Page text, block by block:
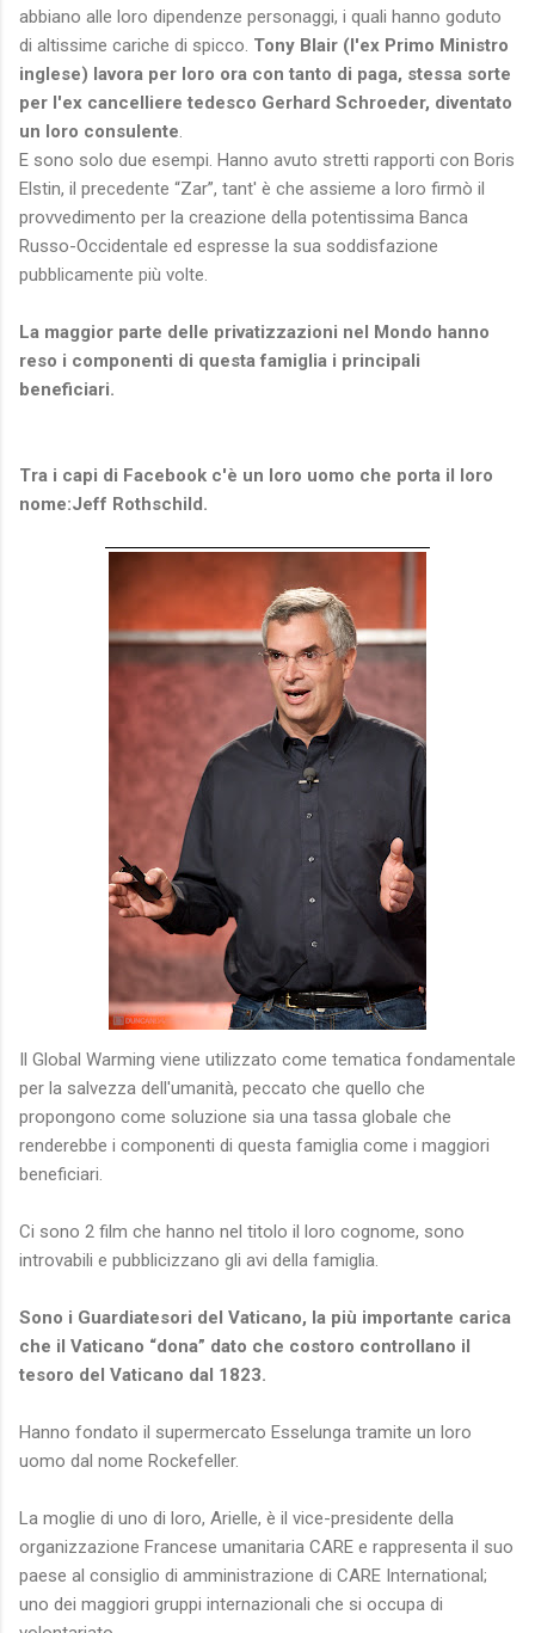
abbiano alle loro dipendenze personaggi, i quali hanno goduto
di altissime cariche di spicco. Tony Blair (l'ex Primo Ministro
inglese) lavora per loro ora con tanto di paga, stessa sorte
per l'ex cancelliere tedesco Gerhard Schroeder, diventato
un loro consulente
E sono solo due esempi. Hanno avuto stretti rapporti con Boris
Elstin, il precedente “Zar”, tant' è che assieme a loro firmò il
provvedimento per la creazione della potentissima Banca
Russo-Occidentale ed espresse la sua soddisfazione
pubblicamente più volte.
La maggior parte delle privatizzazioni nel Mondo hanno
reso i componenti di questa famiglia i principali
beneficiari.
Tra i capi di Facebook c'è un loro uomo che porta il loro
nome:Jeff Rothschild.
Il Global Warming viene utilizzato come tematica fondamentale
per la salvezza dell'umanità, peccato che quello che
propongono come soluzione sia una tassa globale che
renderebbe i componenti di questa famiglia come i maggiori
beneficiari.
Ci sono 2 film che hanno nel titolo il loro cognome, sono
introvabili e pubblicizzano gli avi della famiglia.
Sono i Guardiatesori del Vaticano, la più importante carica
che il Vaticano “dona” dato che costoro controllano il
tesoro del Vaticano dal 1823.
Hanno fondato il supermercato Esselunga tramite un loro
uomo dal nome Rockefeller.
La moglie di uno di loro, Arielle, è il vice-presidente della
organizzazione Francese umanitaria CARE e rappresenta il suo
paese al consiglio di amministrazione di CARE International;
uno dei maggiori gruppi internazionali che si occupa di